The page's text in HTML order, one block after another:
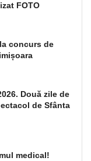
FOTO
concurs de
Două zile de
de Sfânta
medical!